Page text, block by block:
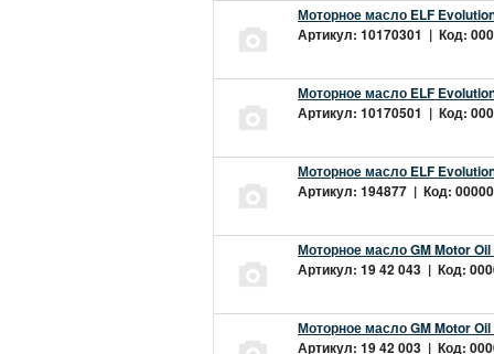
Моторное масло ELF
Артикул: 10170301 | Код:
Моторное масло ELF
Артикул: 10170501 | Код:
Моторное масло ELF
Артикул: 194877 | Код:
Моторное масло GM Motor Oil
Артикул: 19 42 043 | Код:
Моторное масло GM Motor
Артикул: 19 42 003 | Код: